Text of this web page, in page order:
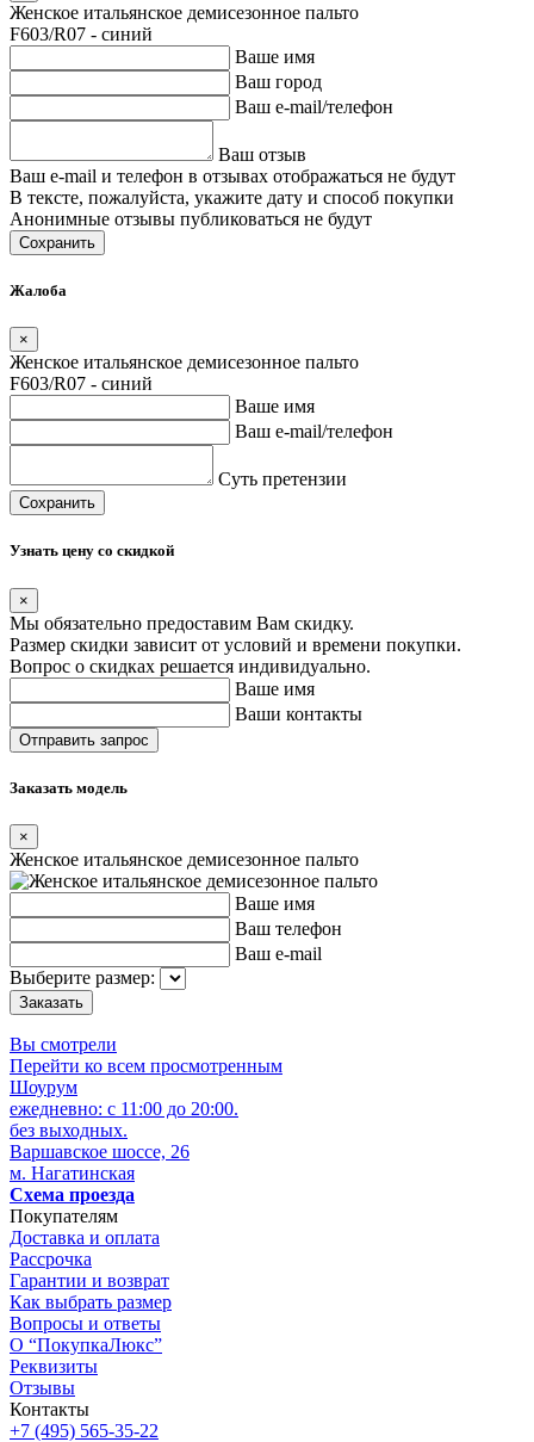
Женское итальянское демисезонное пальто
F603/R07 - синий
Ваше имя
Ваш город
Ваш e-mail/телефон
Ваш отзыв
Ваш e-mail и телефон в отзывах отображаться не будут
В тексте, пожалуйста, укажите дату и способ покупки
Анонимные отзывы публиковаться не будут
Сохранить
Жалоба
×
Женское итальянское демисезонное пальто
F603/R07 - синий
Ваше имя
Ваш e-mail/телефон
Суть претензии
Сохранить
Узнать цену со скидкой
×
Мы обязательно предоставим Вам скидку.
Размер скидки зависит от условий и времени покупки.
Вопрос о скидках решается индивидуально.
Ваше имя
Ваши контакты
Заказать модель
×
Женское итальянское демисезонное пальто
Ваше имя
Ваш телефон
Ваш e-mail
Выберите размер:
Вы смотрели
Перейти ко всем просмотренным
Шоурум
ежедневно: с 11:00 до 20:00.
без выходных.
Варшавское шоссе, 26
м. Нагатинская
Схема проезда
Покупателям
Доставка и оплата
Рассрочка
Гарантии и возврат
Как выбрать размер
Вопросы и ответы
О “ПокупкаЛюкс”
Реквизиты
Отзывы
Контакты
+7 (495) 565-35-22